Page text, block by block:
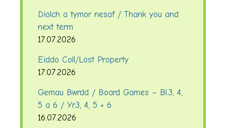
Diolch a tymor nesaf / Thank you and
next term
17.07.2026
Eiddo Coll/Lost Property
17.07.2026
Gemau Bwrdd / Board Games – Bl.3, 4,
5 a 6 / Yr.3, 4, 5 + 6
16.07.2026